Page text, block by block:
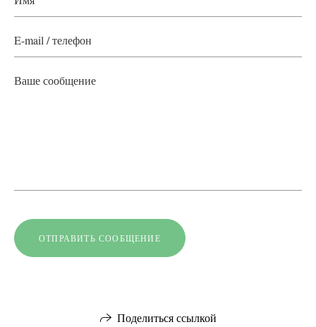
ОТПРАВИТЬ СООБЩЕНИЕ
Поделиться ссылкой